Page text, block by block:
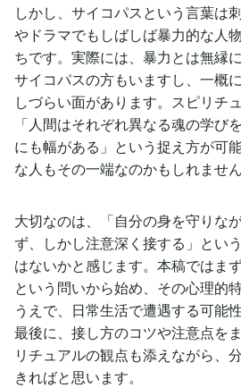
しかし、サイコパスという言葉は
やドラマでもしばしば暴力的な人
ちです。実際には、暴力とは無縁
サイコパスの方もいますし、一概
しづらい面があります。スピリチ
「人間はそれぞれ異なる魂の学び
にも幅がある」という捉え方が可
な人もその一端なのかもしれません
大切なのは、「自分の身を守りな
ず、しかし注意深く接する」とい
はないかと感じます。本稿ではま
という問いから始め、その心理的
うえで、日常生活で遭遇する可能
最後に、接し方のコツや注意点を
リチュアルの観点も添えながら、
きればと思います。